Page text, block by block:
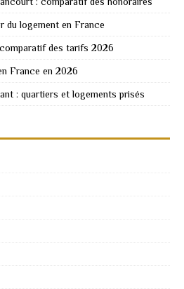
du logement en France
des tarifs 2026
France en 2026
: quartiers et logements prisés